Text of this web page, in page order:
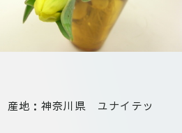
地：神奈川県 ユナイテッ
Tokyo